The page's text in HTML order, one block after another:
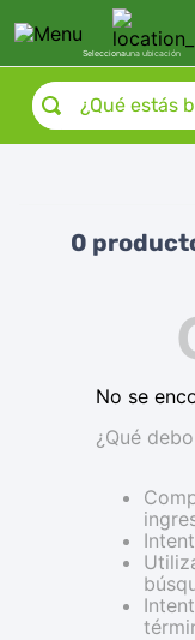
Seleccionauna ubicación
¿Qué estás
0
No se
¿Qué